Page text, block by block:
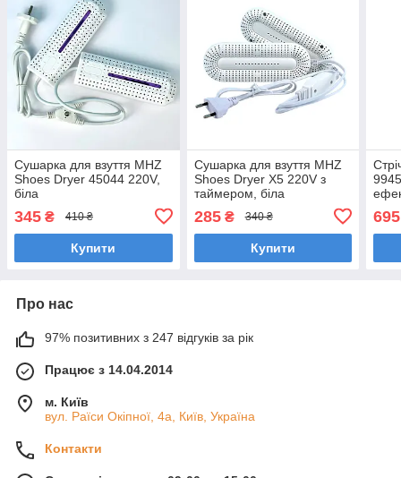
Сушарка для взуття MHZ
Shoes Dryer 45044 220V,
біла
345 ₴ 410 ₴
Купити
Сушарка для взуття MHZ
Shoes Dryer X5 220V з
таймером, біла
285₴ 340 ₴
Купити
695
Про нас
97% позитивних з 247 відгуків за рік
Працює з 14.04.2014
м. Київ
вул. Раїси Окіпної, 4а, Київ, Україна
Контакти